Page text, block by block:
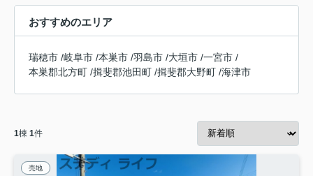
おすすめのエリア
瑞穂市 /岐阜市 /本巣市 /羽島市 /大垣市 /一宮市 /
本巣郡北方町 /揖斐郡池田町 /揖斐郡大野町 /海津市
1棟 1件
売地